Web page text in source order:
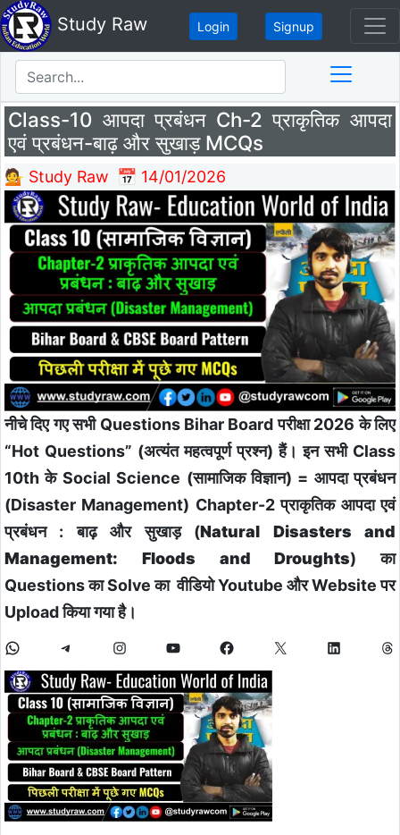
Study Raw Login Signup
Class-10 आपदा प्रबंधन Ch-2 प्राकृतिक आपदा
एवं प्रबंधन-बाढ़ और सुखाड़ MCQs
💁 Study Raw 📅 14/01/2026
नीचे दिए गए सभी Questions Bihar Board परीक्षा 2026 के लिए
“Hot Questions” (अत्यंत महत्वपूर्ण प्रश्न) हैं। इन सभी Class
10th के Social Science (सामाजिक विज्ञान) = आपदा प्रबंधन
(Disaster Management) Chapter-2 प्राकृतिक आपदा एवं
प्रबंधन : बाढ़ और सुखाड़ (Natural Disasters and
Management: Floods and Droughts)का
Questions का Solve का वीडियो Youtube और Website पर
Upload किया गया है।